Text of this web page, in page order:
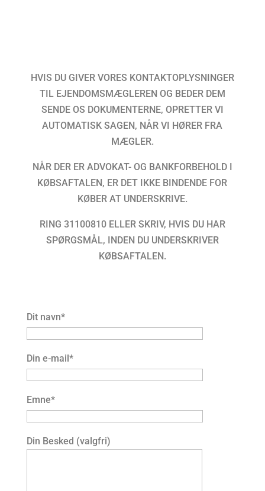
HVIS DU GIVER VORES KONTAKTOPLYSNINGER
TIL EJENDOMSMÆGLEREN OG BEDER DEM
SENDE OS DOKUMENTERNE, OPRETTER VI
AUTOMATISK SAGEN, NÅR VI HØRER FRA
MÆGLER.
NÅR DER ER ADVOKAT- OG BANKFORBEHOLD I
KØBSAFTALEN, ER DET IKKE BINDENDE FOR
KØBER AT UNDERSKRIVE.
RING 31100810 ELLER SKRIV, HVIS DU HAR
SPØRGSMÅL, INDEN DU UNDERSKRIVER
KØBSAFTALEN.
Dit navn*
Din e-mail*
Emne*
Din Besked (valgfri)